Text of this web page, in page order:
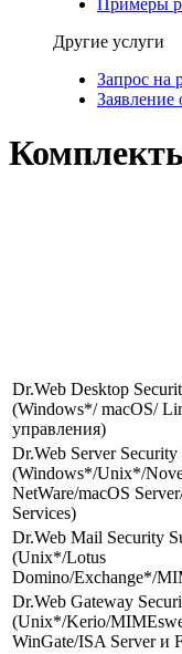
Примеры
Другие услуги
Запрос на
Заявление
Dr.Web Desktop
(Windows*/ macOS/
управления)
Dr.Web Server Security
(Windows*/Unix*/
NetWare/macOS
Services)
Dr.Web Mail Security
(Unix*/Lotus
Domino/Exchange*/
Dr.Web Gateway
(Unix*/Kerio/
WinGate/ISA Server и